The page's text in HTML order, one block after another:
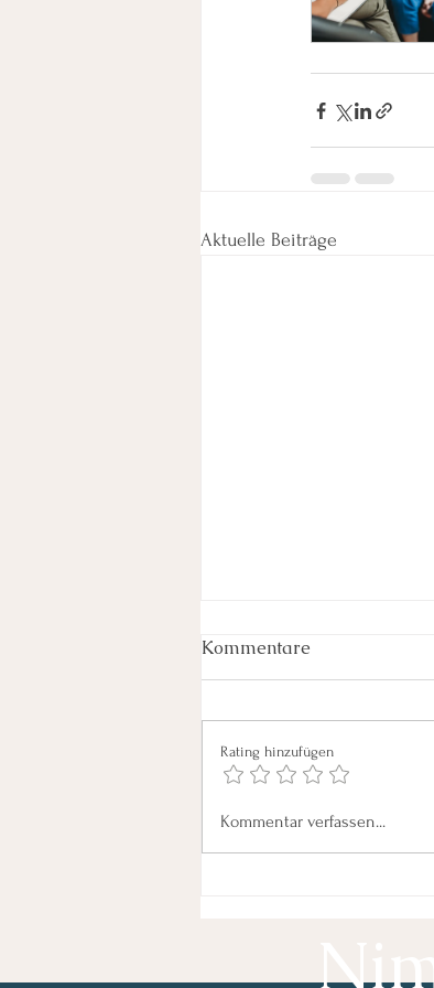
Aktuelle Beiträge
Innere Unruhe
Kommentare
Rating hinzufügen
Kommentar verfassen...